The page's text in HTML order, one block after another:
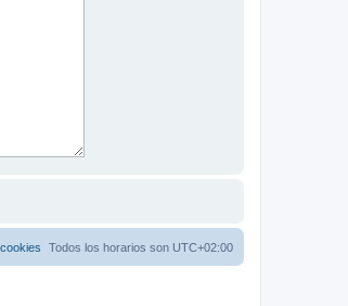
Todos los horarios son UTC+02:00